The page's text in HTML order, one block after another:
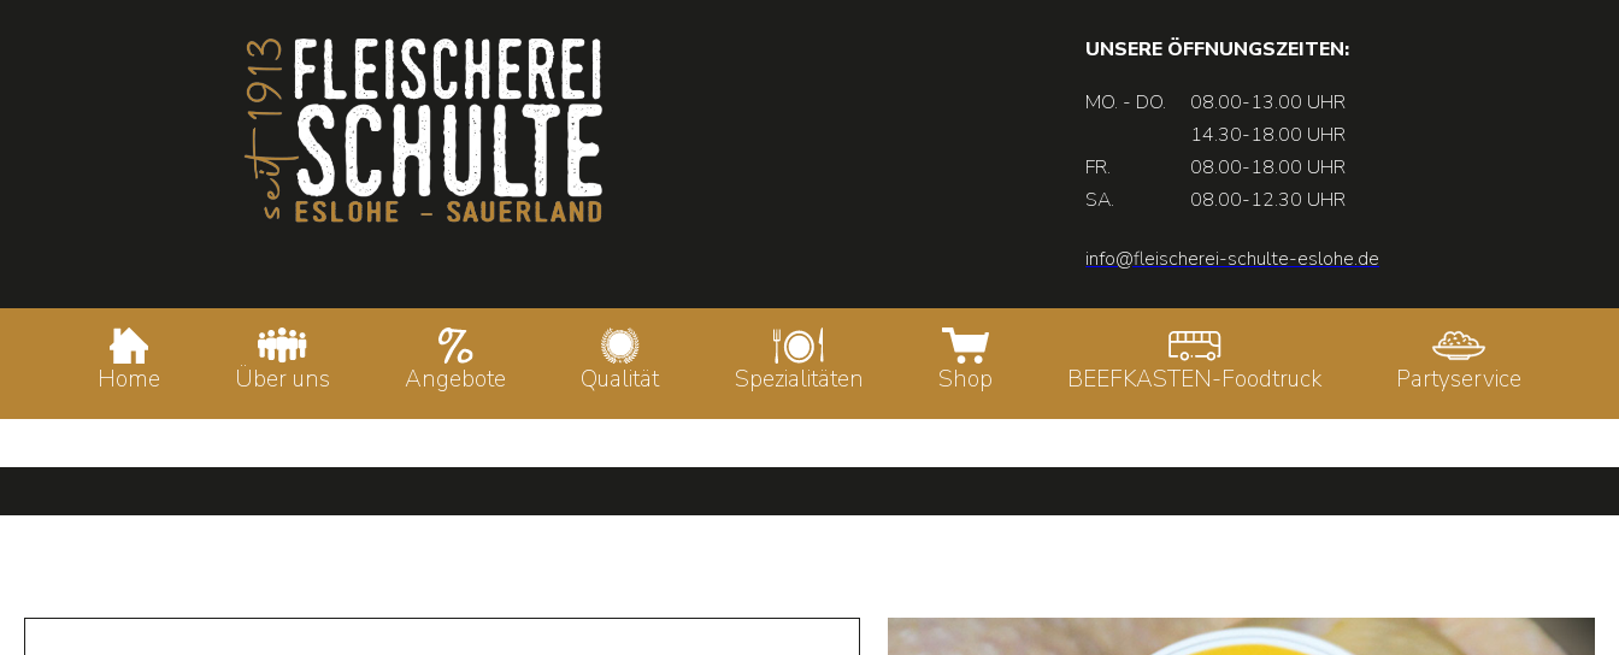
UNSERE ÖFFNUNGSZEITEN:
MO. - DO.
08.00-13.00 UHR
14.30-18.00 UHR
FR.
08.00-18.00 UHR
SA.
08.00-12.30 UHR
info@fleischerei-schulte-eslohe.de
Home Über uns Angebote Qualität Spezialitäten Shop BEEFKASTEN-Foodtruck Partyservice